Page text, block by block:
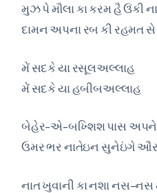
મુઝ પે મૌલા કા કરમ હૈ ઉંકી
દામન અપના રબ કી રહમત સે
મેં સદકે યા રસૂલઅલ્લાહ
મેં સદકે યા હબીબઅલ્લાહ
બેહેર-એ-બખ્શિશ પાસ અપને
ઉમર ભર નાતેઇન સુનેઇંગે
નાત ખુવાની કા નશા નસ-